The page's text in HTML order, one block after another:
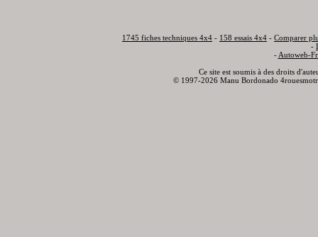
1745 fiches techniques 4x4 - 158 essais 4x4 - Comparer
-
- Autoweb-
Ce site est soumis à des droits
© 1997-2026 Manu Bordonado